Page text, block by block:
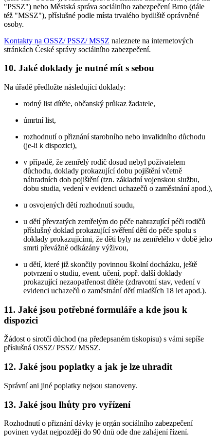
"PSSZ") nebo Městská správa sociálního zabezpečení Brno (dále
též "MSSZ"), příslušné podle místa trvalého bydliště oprávněné
osoby.
Kontakty na OSSZ/ PSSZ/ MSSZ naleznete na internetových
stránkách České správy sociálního zabezpečení.
10. Jaké doklady je nutné mít s sebou
Na úřadě předložte následující doklady:
rodný list dítěte, občanský průkaz žadatele,
úmrtní list,
rozhodnutí o přiznání starobního nebo invalidního důchodu
(je-li k dispozici),
v případě, že zemřelý rodič dosud nebyl poživatelem
důchodu, doklady prokazující dobu pojištění včetně
náhradních dob pojištění (tzn. základní vojenskou službu,
dobu studia, vedení v evidenci uchazečů o zaměstnání apod.),
u osvojených dětí rozhodnutí soudu,
u dětí převzatých zemřelým do péče nahrazující péči rodičů
příslušný doklad prokazující svěření dětí do péče spolu s
doklady prokazujícími, že děti byly na zemřelého v době jeho
smrti převážně odkázány výživou,
u dětí, které již skončily povinnou školní docházku, ještě
potvrzení o studiu, event. učení, popř. další doklady
prokazující nezaopatřenost dítěte (zdravotní stav, vedení v
evidenci uchazečů o zaměstnání dětí mladších 18 let apod.).
11. Jaké jsou potřebné formuláře a kde jsou k
dispozici
Žádost o sirotčí důchod (na předepsaném tiskopisu) s vámi sepíše
příslušná OSSZ/ PSSZ/ MSSZ.
12. Jaké jsou poplatky a jak je lze uhradit
Správní ani jiné poplatky nejsou stanoveny.
13. Jaké jsou lhůty pro vyřízení
Rozhodnutí o přiznání dávky je orgán sociálního zabezpečení
povinen vydat nejpozději do 90 dnů ode dne zahájení řízení.